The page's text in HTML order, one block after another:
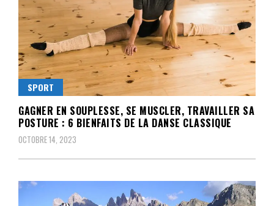
SPORT
GAGNER EN SOUPLESSE, SE MUSCLER, TRAVAILLER SA
POSTURE : 6 BIENFAITS DE LA DANSE CLASSIQUE
OCTOBRE 14, 2023